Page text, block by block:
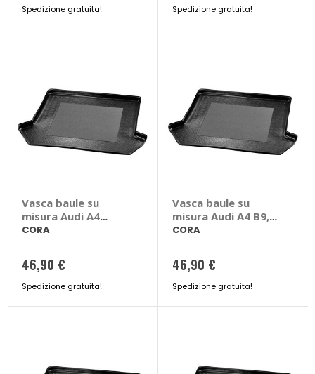
Spedizione gratuita! Spedizione gratuita!
Vasca baule su
misura Audi A4
Avant 2015>2024 -
CORA
46,90 €
Spedizione gratuita!
Vasca baule su
misura Audi A4 B9,
8W 2015>2024 -
porte
CORA
46,90 €
Spedizione gratuita!